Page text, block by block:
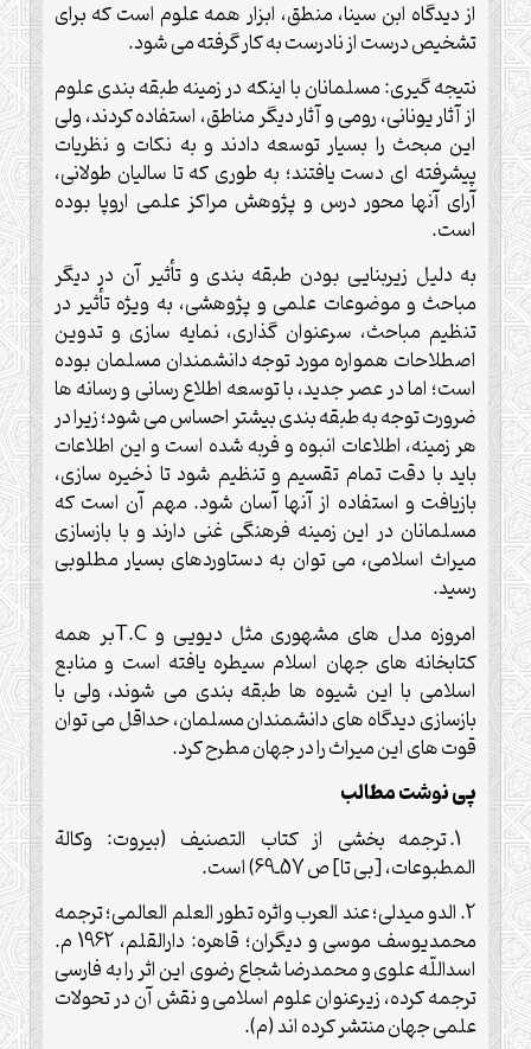
از ديدگاه ابن سينا، منطق، ابزار همه علوم است كه براى
تشخيص درست از نادرست به كار گرفته مى شود.
نتيجه گيرى: مسلمانان با اينكه در زمينه طبقه بندى علوم
از آثار يونانى، رومى و آثار ديگر مناطق، استفاده كردند، ولى
اين مبحث را بسيار توسعه دادند و به نكات و نظريات
پيشرفته اى دست يافتند؛ به طورى كه تا ساليان طولانى،
آراى آنها محور درس و پژوهش مراكز علمى اروپا بوده
است.
به دليل زيربنايى بودن طبقه بندى و تأثير آن در ديگر
مباحث و موضوعات علمى و پژوهشى، به ويژه تأثير در
تنظيم مباحث، سرعنوان گذارى، نمايه سازى و تدوين
اصطلاحات همواره مورد توجه دانشمندان مسلمان بوده
است؛ اما در عصر جديد، با توسعه اطلاع رسانى و رسانه ها
ضرورت توجه به طبقه بندى بيشتر احساس مى شود؛ زيرا در
هر زمينه، اطلاعات انبوه و فربه شده است و اين اطلاعات
بايد با دقت تمام تقسيم و تنظيم شود تا ذخيره سازى،
بازيافت و استفاده از آنها آسان شود. مهم آن است كه
مسلمانان در اين زمينه فرهنگى غنى دارند و با بازسازى
ميراث اسلامى، مى توان به دستاوردهاى بسيار مطلوبى
رسيد.
امروزه مدل هاى مشهورى مثل ديويى وT.Cبر همه
كتابخانه هاى جهان اسلام سيطره يافته است و منابع
اسلامى با اين شيوه ها طبقه بندى مى شوند، ولى با
بازسازى ديدگاه هاى دانشمندان مسلمان، حداقل مى توان
قوت هاى اين ميراث را در جهان مطرح كرد.
پی نوشت مطالب
1. ترجمه بخشى از كتاب التصنيف (بيروت: وكالة
المطبوعات، [بى تا] ص 57ـ69) است.
2. الدو ميدلى؛ عند العرب واثره تطور العلم العالمى؛ ترجمه
محمديوسف موسى و ديگران؛ قاهره: دارالقلم، 1962 م.
اسداللّه علوى و محمدرضا شجاع رضوى اين اثر را به فارسى
ترجمه كرده، زيرعنوان علوم اسلامى و نقش آن در تحولات
علمى جهان منتشر كرده اند (م).